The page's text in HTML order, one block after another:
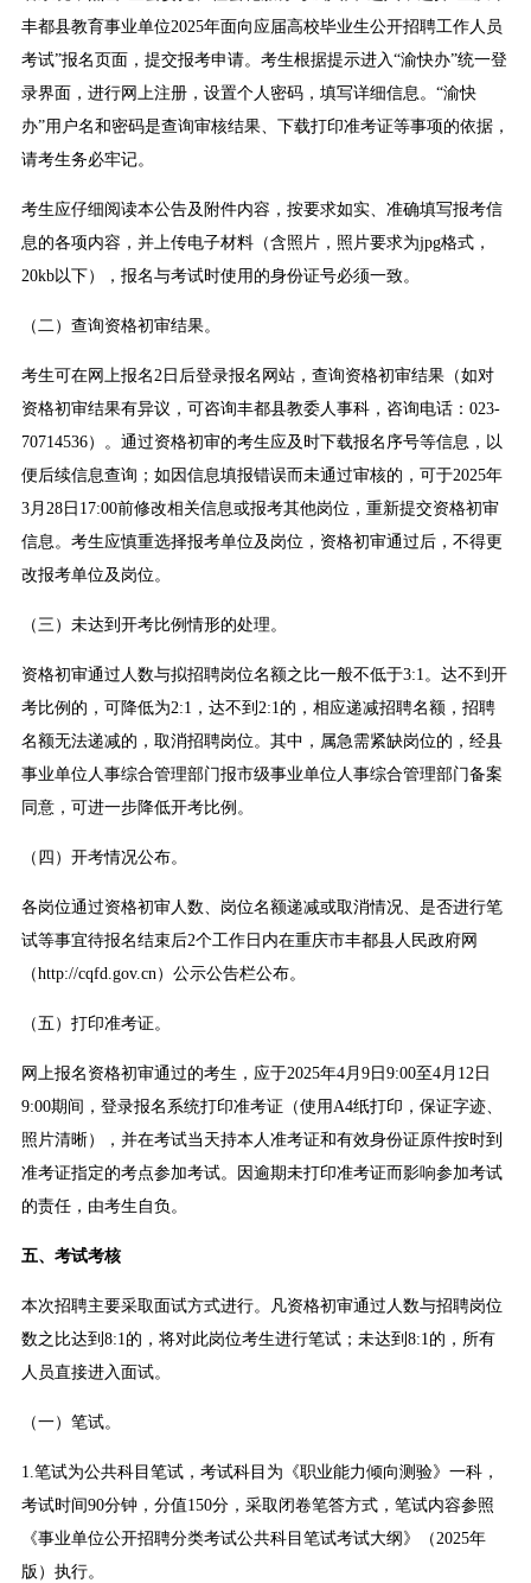
丰都县教育事业单位2025年面向应届高校毕业生公开招聘工作人员
考试”报名页面，提交报考申请。考生根据提示进入“渝快办”统一登
录界面，进行网上注册，设置个人密码，填写详细信息。“渝快
办”用户名和密码是查询审核结果、下载打印准考证等事项的依据，
请考生务必牢记。
考生应仔细阅读本公告及附件内容，按要求如实、准确填写报考信
息的各项内容，并上传电子材料（含照片，照片要求为jpg格式，
20kb以下），报名与考试时使用的身份证号必须一致。
（二）查询资格初审结果。
考生可在网上报名2日后登录报名网站，查询资格初审结果（如对
资格初审结果有异议，可咨询丰都县教委人事科，咨询电话：023-
70714536）。通过资格初审的考生应及时下载报名序号等信息，以
便后续信息查询；如因信息填报错误而未通过审核的，可于2025年
3月28日17:00前修改相关信息或报考其他岗位，重新提交资格初审
信息。考生应慎重选择报考单位及岗位，资格初审通过后，不得更
改报考单位及岗位。
（三）未达到开考比例情形的处理。
资格初审通过人数与拟招聘岗位名额之比一般不低于3:1。达不到开
考比例的，可降低为2:1，达不到2:1的，相应递减招聘名额，招聘
名额无法递减的，取消招聘岗位。其中，属急需紧缺岗位的，经县
事业单位人事综合管理部门报市级事业单位人事综合管理部门备案
同意，可进一步降低开考比例。
（四）开考情况公布。
各岗位通过资格初审人数、岗位名额递减或取消情况、是否进行笔
试等事宜待报名结束后2个工作日内在重庆市丰都县人民政府网
（http://cqfd.gov.cn）公示公告栏公布。
（五）打印准考证。
网上报名资格初审通过的考生，应于2025年4月9日9:00至4月12日
9:00期间，登录报名系统打印准考证（使用A4纸打印，保证字迹、
照片清晰），并在考试当天持本人准考证和有效身份证原件按时到
准考证指定的考点参加考试。因逾期未打印准考证而影响参加考试
的责任，由考生自负。
五、考试考核
本次招聘主要采取面试方式进行。凡资格初审通过人数与招聘岗位
数之比达到8:1的，将对此岗位考生进行笔试；未达到8:1的，所有
人员直接进入面试。
（一）笔试。
1.笔试为公共科目笔试，考试科目为《职业能力倾向测验》一科，
考试时间90分钟，分值150分，采取闭卷笔答方式，笔试内容参照
《事业单位公开招聘分类考试公共科目笔试考试大纲》（2025年
版）执行。